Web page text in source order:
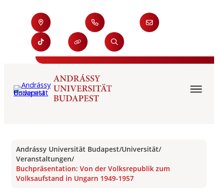
Andrássy Universität Budapest/Universität/
Veranstaltungen/
Buchpräsentation: Von der Volksrepublik zum
Volksaufstand in Ungarn 1949-1957